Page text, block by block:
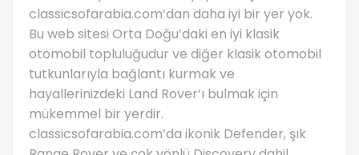
classicsofarabia.com’dan daha iyi bir yer yok.
Bu web sitesi Orta Doğu’daki en iyi klasik
otomobil topluluğudur ve diğer klasik otomobil
tutkunlarıyla bağlantı kurmak ve
hayallerinizdeki Land Rover’ı bulmak için
mükemmel bir yerdir.
classicsofarabia.com’da ikonik Defender, şık